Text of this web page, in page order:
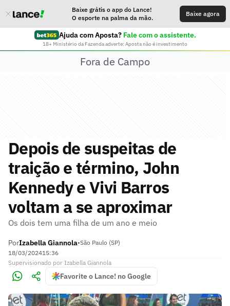
Baixe grátis o app do Lance!
O esporte na palma da mão.
Baixe agora
Ajuda com Aposta? Fale com o assistente.
18+ Ministério da Fazenda adverte: Aposta não é investimento
Fora de Campo
Depois de suspeitas de
traição e término, John
Kennedy e Vivi Barros
voltam a se aproximar
Os dois tem uma filha de um ano e meio
PorIzabella Giannola•São Paulo (SP)
18/03/202415:36
Supervisionado por Izabella Giannola
Favorite o Lance! no Google